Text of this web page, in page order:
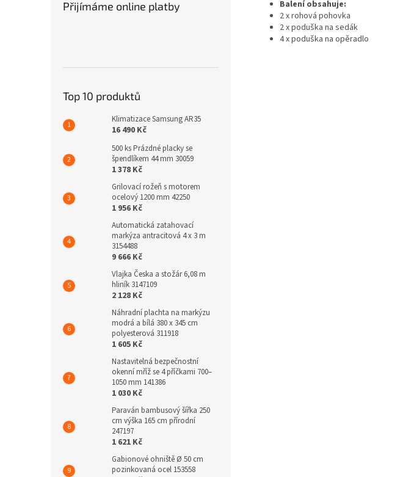
Přijímáme online platby
Top 10 produktů
Klimatizace Samsung AR35
16 490 Kč
500 ks Prázdné placky se
špendlíkem 44 mm 30059
1 378 Kč
Grilovací rožeň s motorem
ocelový 1200 mm 42250
1 956 Kč
Automatická zatahovací
markýza antracitová 4 x 3 m
3154488
9 666 Kč
Vlajka Česka a stožár 6,08 m
hliník 3147109
2 128 Kč
Náhradní plachta na markýzu
modrá a bílá 380 x 345 cm
polyesterová 311918
1 605 Kč
Nastavitelná bezpečnostní
okenní mříž se 4 příčkami 700–
1050 mm 141386
1 030 Kč
Paraván bambusový šířka 250
cm výška 165 cm přírodní
247197
1 621 Kč
Gabionové ohniště Ø 50 cm
pozinkovaná ocel 153558
Balení obsahuje:
2 x rohová pohovka
2 x poduška na sedák
4 x poduška na opěradlo